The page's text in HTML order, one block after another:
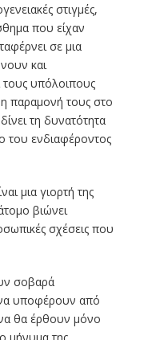
στιγμές,
που είχαν
σε μια
και
τους υπόλοιπους
παραμονή τους στο
τη δυνατότητα
του ενδιαφέροντος
μια γιορτή της
βιώνει
σχέσεις που
σοβαρά
υποφέρουν από
θα έρθουν μόνο